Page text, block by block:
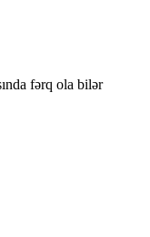
fərq ola bilər